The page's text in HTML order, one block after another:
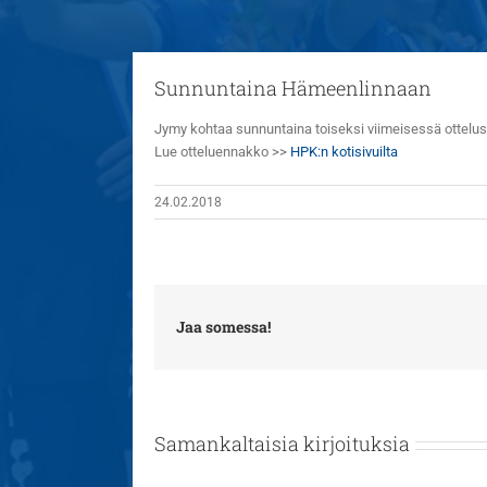
Sunnuntaina Hämeenlinnaan
Jymy kohtaa sunnuntaina toiseksi viimeisessä
Lue otteluennakko >> HPK:n kotisivuilta
24.02.2018
Jaa somessa!
Samankaltaisia kirjoituksia